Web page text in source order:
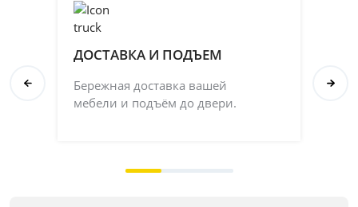
ДОСТАВКА И ПОДЪЕМ
Бережная доставка вашей
мебели и подъём до двери.